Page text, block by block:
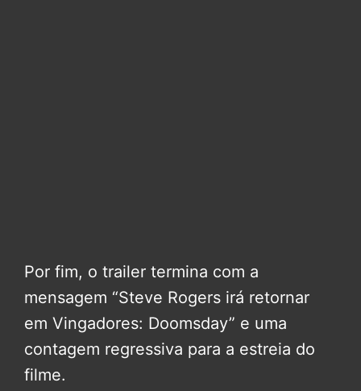
Por fim, o trailer termina com a
mensagem “Steve Rogers irá retornar
em Vingadores: Doomsday” e uma
contagem regressiva para a estreia do
filme.